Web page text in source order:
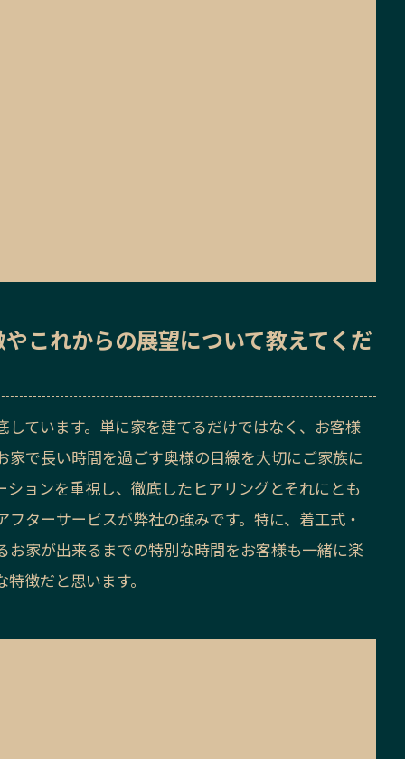
やこれからの展望について教えてくだ
ています。単に家を建てるだけではなく、お客様
で長い時間を過ごす奥様の目線を大切にご家族に
ョンを重視し、徹底したヒアリングとそれにとも
ターサービスが弊社の強みです。特に、着工式・
家が出来るまでの特別な時間をお客様も一緒に楽
徴だと思います。